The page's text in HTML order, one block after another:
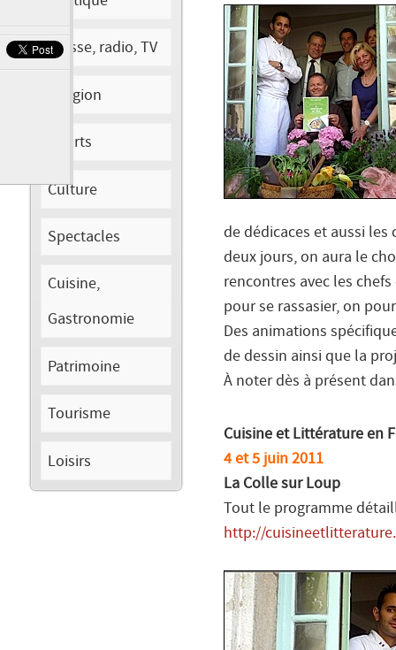
Presse, radio, TV
Religion
Sports
Culture
Spectacles
Cuisine,
Gastronomie
Patrimoine
Tourisme
Loisirs
de dédicaces et aussi
deux jours, on aura le
rencontres avec les
pour se rassasier, on
Des animations
de dessin ainsi que la
À noter dès à présent
Cuisine et Littérature en
4 et 5 juin 2011
La Colle sur Loup
Tout le programme
http://